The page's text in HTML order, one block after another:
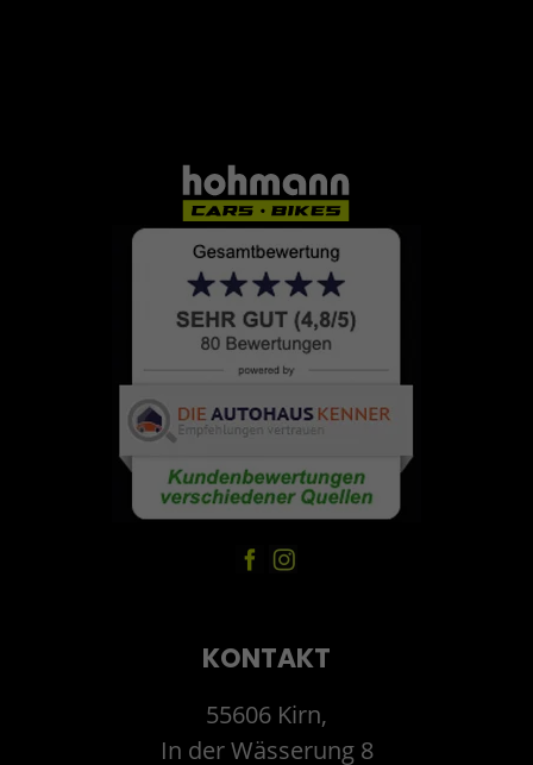
KONTAKT
55606 Kirn,
In der Wässerung 8